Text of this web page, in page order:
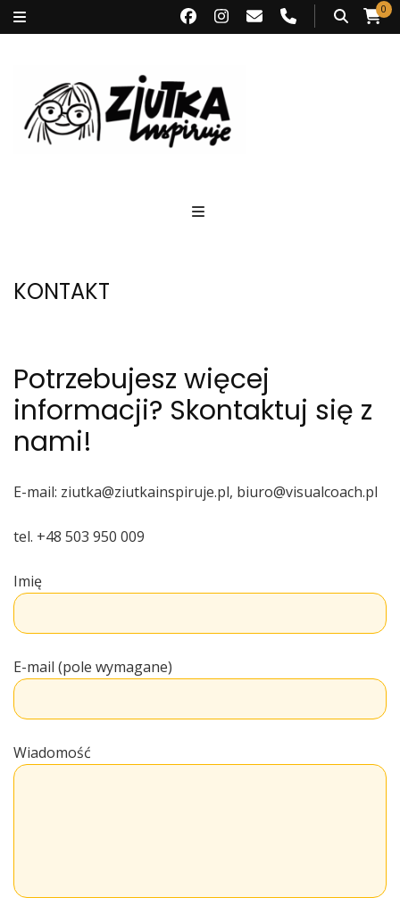
0
KONTAKT
Potrzebujesz więcej
informacji? Skontaktuj się z
nami!
E-mail: ziutka@ziutkainspiruje.pl, biuro@visualcoach.pl
tel. +48 503 950 009
Imię
E-mail (pole wymagane)
Wiadomość